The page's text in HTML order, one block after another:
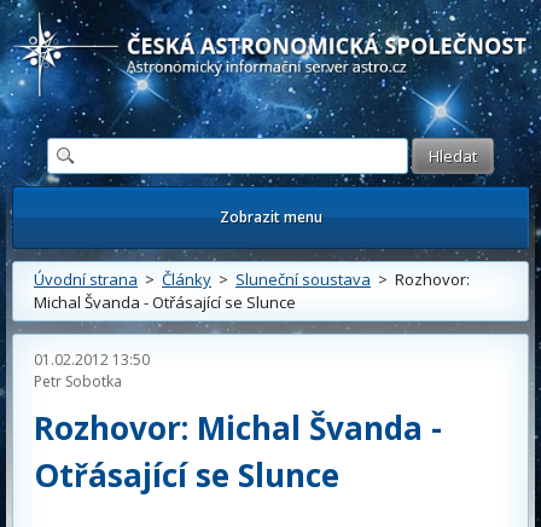
Česká astronomická společnost - Informační astronomický server
Zobrazit menu
Úvodní strana > Články > Sluneční soustava > Rozhovor:
Michal Švanda - Otřásající se Slunce
01.02.2012 13:50
Petr Sobotka
Rozhovor: Michal Švanda -
Otřásající se Slunce